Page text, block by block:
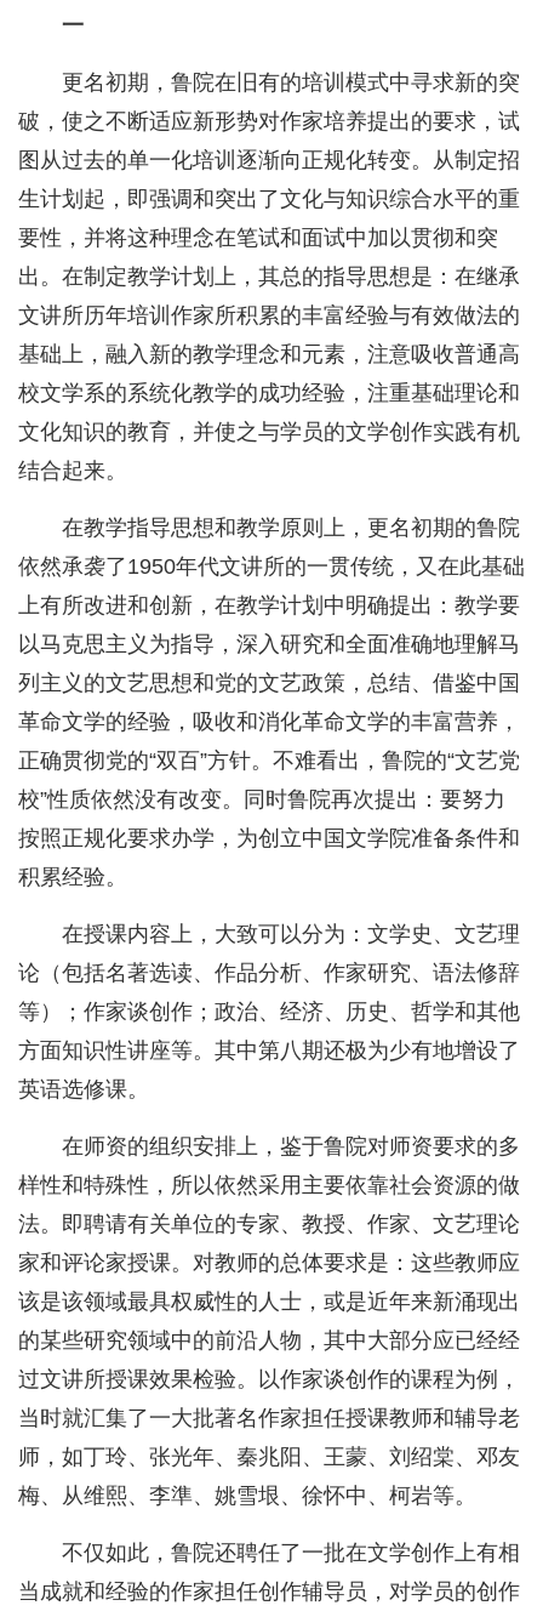
一
更名初期，鲁院在旧有的培训模式中寻求新的突
破，使之不断适应新形势对作家培养提出的要求，试
图从过去的单一化培训逐渐向正规化转变。从制定招
生计划起，即强调和突出了文化与知识综合水平的重
要性，并将这种理念在笔试和面试中加以贯彻和突
出。在制定教学计划上，其总的指导思想是：在继承
文讲所历年培训作家所积累的丰富经验与有效做法的
基础上，融入新的教学理念和元素，注意吸收普通高
校文学系的系统化教学的成功经验，注重基础理论和
文化知识的教育，并使之与学员的文学创作实践有机
结合起来。
在教学指导思想和教学原则上，更名初期的鲁院
依然承袭了1950年代文讲所的一贯传统，又在此基础
上有所改进和创新，在教学计划中明确提出：教学要
以马克思主义为指导，深入研究和全面准确地理解马
列主义的文艺思想和党的文艺政策，总结、借鉴中国
革命文学的经验，吸收和消化革命文学的丰富营养，
正确贯彻党的“双百”方针。不难看出，鲁院的“文艺党
校”性质依然没有改变。同时鲁院再次提出：要努力
按照正规化要求办学，为创立中国文学院准备条件和
积累经验。
在授课内容上，大致可以分为：文学史、文艺理
论（包括名著选读、作品分析、作家研究、语法修辞
等）；作家谈创作；政治、经济、历史、哲学和其他
方面知识性讲座等。其中第八期还极为少有地增设了
英语选修课。
在师资的组织安排上，鉴于鲁院对师资要求的多
样性和特殊性，所以依然采用主要依靠社会资源的做
法。即聘请有关单位的专家、教授、作家、文艺理论
家和评论家授课。对教师的总体要求是：这些教师应
该是该领域最具权威性的人士，或是近年来新涌现出
的某些研究领域中的前沿人物，其中大部分应已经经
过文讲所授课效果检验。以作家谈创作的课程为例，
当时就汇集了一大批著名作家担任授课教师和辅导老
师，如丁玲、张光年、秦兆阳、王蒙、刘绍棠、邓友
梅、从维熙、李準、姚雪垠、徐怀中、柯岩等。
不仅如此，鲁院还聘任了一批在文学创作上有相
当成就和经验的作家担任创作辅导员，对学员的创作